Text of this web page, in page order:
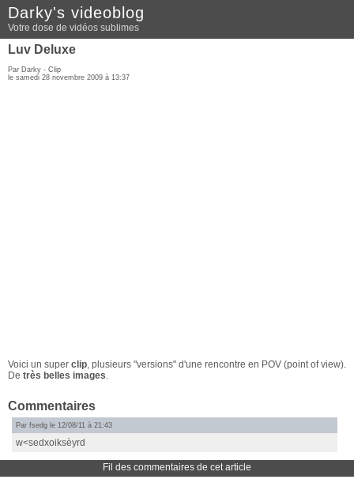
Darky's videoblog
Votre dose de vidéos sublimes
Luv Deluxe
Par Darky - Clip
le samedi 28 novembre 2009 à 13:37
Voici un super clip, plusieurs "versions" d'une rencontre en POV (point of view).
De très belles images.
Commentaires
Par fsedg le 12/08/11 à 21:43
w<sedxoiksèyrd
Fil des commentaires de cet article